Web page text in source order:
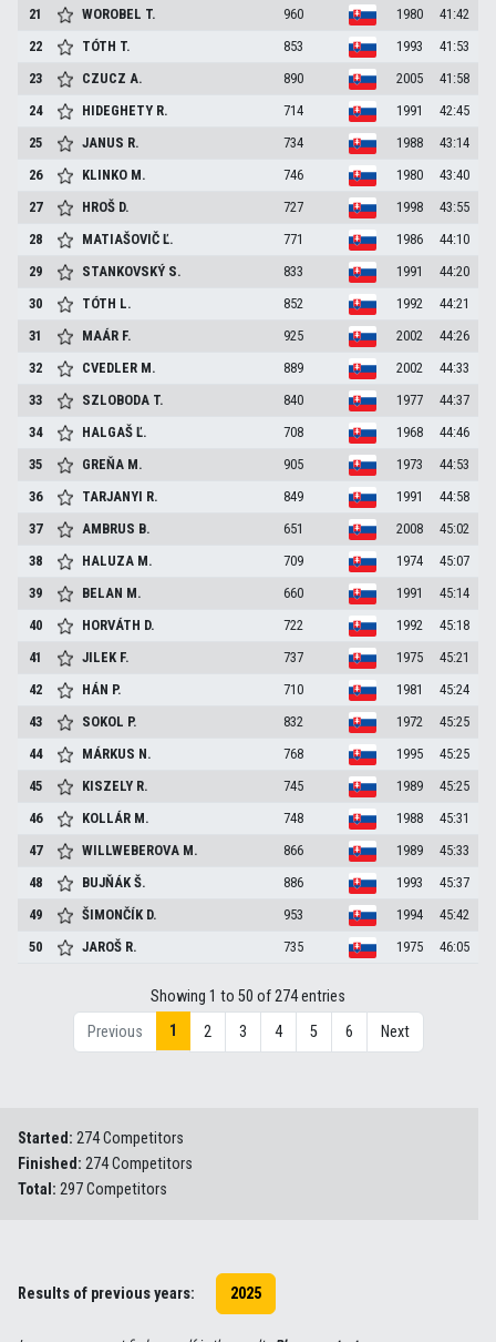
21
WOROBEL T. 960 1980
41:42
22
TÓTH T. 853 1993
41:53
23
CZUCZA. 890 2005
41:58
24
HIDEGHETY R. 714 1991
42:45
25
JANUS R. 734 1988
43:14
26
KLINKO M. 746 1980
43:40
27
HROŠ D. 727 1998
43:55
28
MATIAŠOVIČĽ. 771 1986
44:10
29
STANKOVSKÝ S. 833 1991
44:20
30
TÓTH L. 852 1992
44:21
31
MAÁR F. 925 2002
44:26
32
CVEDLER M. 889 2002
44:33
33
SZLOBODA T. 840 1977
44:37
34
HALGAŠĽ. 708 1968
44:46
35
GREŇA M. 905 1973
44:53
36
TARJANYI R. 849 1991
44:58
37
AMBRUS B. 651 2008
45:02
38
HALUZA M. 709 1974
45:07
39
BELAN M. 660 1991
45:14
40
HORVÁTH D. 722 1992
45:18
41
JILEK F. 737 1975
45:21
42
HÁN P. 710 1981
45:24
43
SOKOL P. 832 1972
45:25
44
MÁRKUS N. 768 1995
45:25
45
KISZELY R. 745 1989
45:25
46
KOLLÁR M. 748 1988
45:31
47
WILLWEBEROVA M. 866 1989
45:33
48
BUJŇÁKŠ. 886 1993
45:37
49
ŠIMONČÍK D. 953 1994
45:42
50
JAROŠ R. 735 1975 46:05
Showing 1 to 50 of 274 entries
Previous
1 2 3 4 5 6 Next
Started: 274 Competitors
Finished: 274 Competitors
Total: 297 Competitors
Results of previous years: 2025